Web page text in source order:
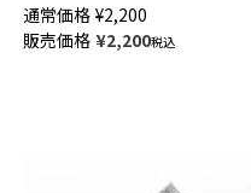
ーベア クルー丈 カジュアル メ
ンズ ソックス 02012503
通常価格 ¥2,200
販売価格 ¥2,200税込